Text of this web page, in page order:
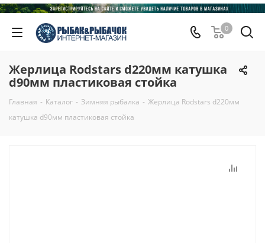
0
Жерлица Rodstars d220мм катушка
d90мм пластиковая стойка
Главная - Каталог - Зимняя рыбалка - Жерлица Rodstars d220мм
катушка d90мм пластиковая стойка